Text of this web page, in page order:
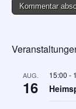
AUG.
16
15:00 -